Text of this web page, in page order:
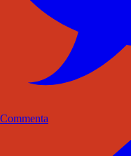
Commenta